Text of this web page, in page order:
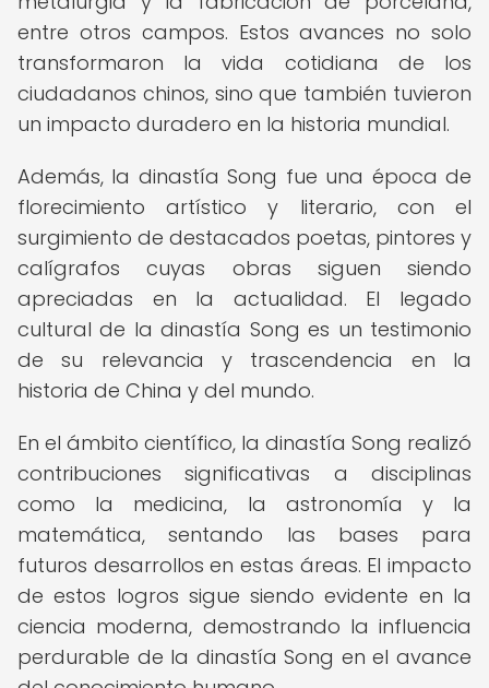
entre otros campos. Estos avances no solo
transformaron la vida cotidiana de los
ciudadanos chinos, sino que también tuvieron
un impacto duradero en la historia mundial.
Además, la dinastía Song fue una época de
florecimiento artístico y literario, con el
surgimiento de destacados poetas, pintores y
calígrafos cuyas obras siguen siendo
apreciadas en la actualidad. El legado
cultural de la dinastía Song es un testimonio
de su relevancia y trascendencia en la
historia de China y del mundo.
En el ámbito científico, la dinastía Song realizó
contribuciones significativas a disciplinas
como la medicina, la astronomía y la
matemática, sentando las bases para
futuros desarrollos en estas áreas. El impacto
de estos logros sigue siendo evidente en la
ciencia moderna, demostrando la influencia
perdurable de la dinastía Song en el avance